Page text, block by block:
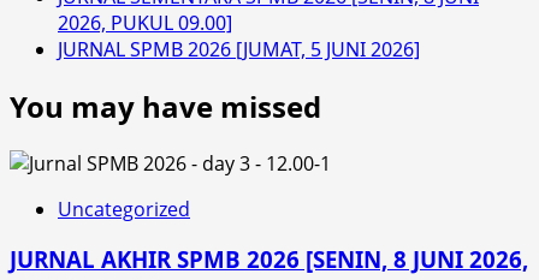
2026, PUKUL 09.00]
JURNAL SPMB 2026 [JUMAT, 5 JUNI 2026]
You may have missed
Uncategorized
JURNAL AKHIR SPMB 2026 [SENIN, 8 JUNI 2026,